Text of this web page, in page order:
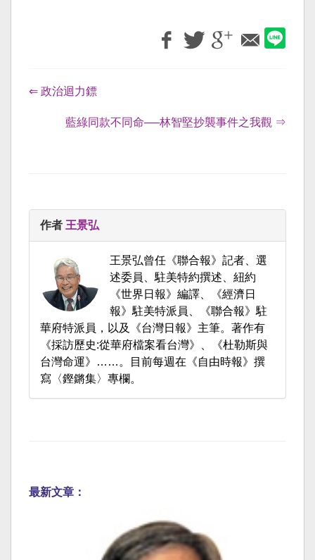
⇐ 政治迴力鏢
藍綠同款不同命──林智堅抄襲事件之我觀 ⇒
作者 王景弘
王景弘曾任《聯合報》記者、選
述委員、駐美特約撰述、紐約
《世界日報》編譯、《經濟日
報》駐美特派員、《聯合報》駐
華府特派員，以及《台灣日報》主筆。著作有
《採訪歷史:從華府檔案看台灣》、《杜勒斯與
台灣命運》……。目前每週在《自由時報》撰
寫〈鏗鏘集〉專欄。
最新文章：